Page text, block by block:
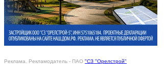
Реклама. Рекламодатель - ПАО "СЗ "Орелстрой"